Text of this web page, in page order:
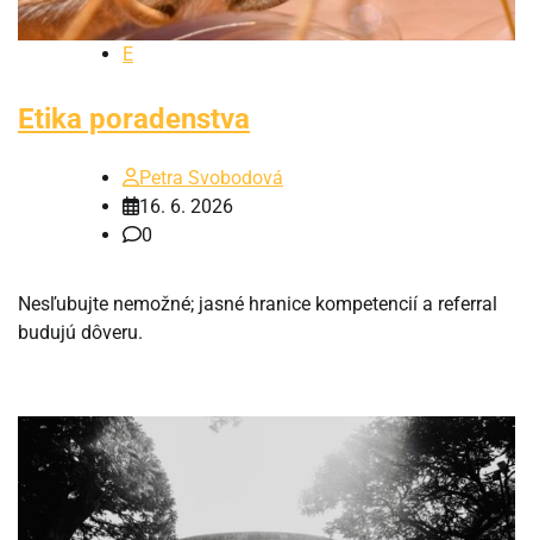
E
Etika poradenstva
Petra Svobodová
16. 6. 2026
0
Nesľubujte nemožné; jasné hranice kompetencií a referral
budujú dôveru.